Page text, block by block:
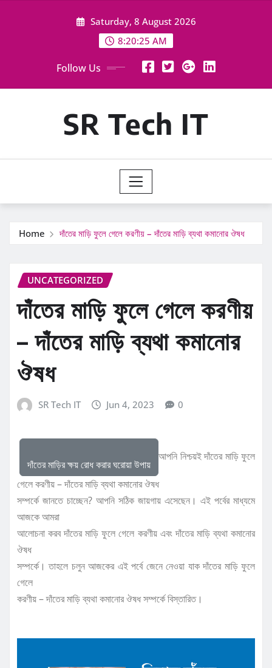
Saturday, 8 August 2026
8:20:26 AM
Follow Us
SR Tech IT
Home দাঁতের মাড়ি ফুলে গেলে করণীয় – দাঁতের মাড়ি ব্যথা কমানোর ঔষধ
UNCATEGORIZED
দাঁতের মাড়ি ফুলে গেলে করণীয়
– দাঁতের মাড়ি ব্যথা কমানোর
ঔষধ
SR Tech IT Jun 4, 2023 0
দাঁতের মাড়ির ক্ষয় রোধ করার ঘরোয়া উপায়
আপনি নিশ্চয়ই দাঁতের মাড়ি ফুলে
গেলে করণীয় – দাঁতের মাড়ি ব্যথা কমানোর ঔষধ
সম্পর্কে জানতে চাচ্ছেন? আপনি সঠিক জায়গায় এসেছেন। এই পর্বের মাধ্যমে
আজকে আমরা
আলোচনা করব দাঁতের মাড়ি ফুলে গেলে করণীয় এবং দাঁতের মাড়ি ব্যথা কমানোর
ঔষধ
সম্পর্কে। তাহলে চলুন আজকের এই পর্বে জেনে নেওয়া যাক দাঁতের মাড়ি ফুলে
গেলে
করণীয় – দাঁতের মাড়ি ব্যথা কমানোর ঔষধ সম্পর্কে বিস্তারিত।